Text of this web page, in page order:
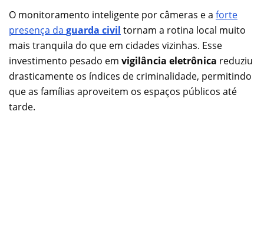
O monitoramento inteligente por câmeras e a forte
presença da guarda civil tornam a rotina local muito
mais tranquila do que em cidades vizinhas. Esse
investimento pesado em vigilância eletrônica reduziu
drasticamente os índices de criminalidade, permitindo
que as famílias aproveitem os espaços públicos até
tarde.